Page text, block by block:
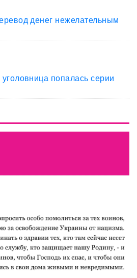
денег нежелательным
попалась серии